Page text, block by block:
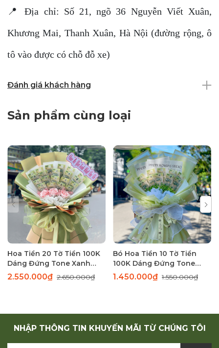
📍 Địa chỉ: Số 21, ngõ 36 Nguyễn Viết Xuân,
Khương Mai, Thanh Xuân, Hà Nội (đường rộng, ô
tô vào được có chỗ đỗ xe)
Đánh giá khách hàng
Sản phẩm cùng loại
Hoa Tiền 20 Tờ Tiền 100K
Dáng Đứng Tone Xanh
Sang Trọng
2.550.000₫ 2.650.000₫
Bó Hoa Tiền 10 Tờ Tiền
100K Dáng Đứng Tone
Xanh Thanh Lịch
1.450.000₫1.550.000₫
NHẬP THÔNG TIN KHUYẾN MÃI TỪ CHÚNG TÔI